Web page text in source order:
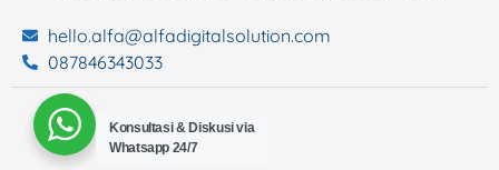
hello.alfa@alfadigitalsolution.com
087846343033
Konsultasi & Diskusi via
Whatsapp 24/7